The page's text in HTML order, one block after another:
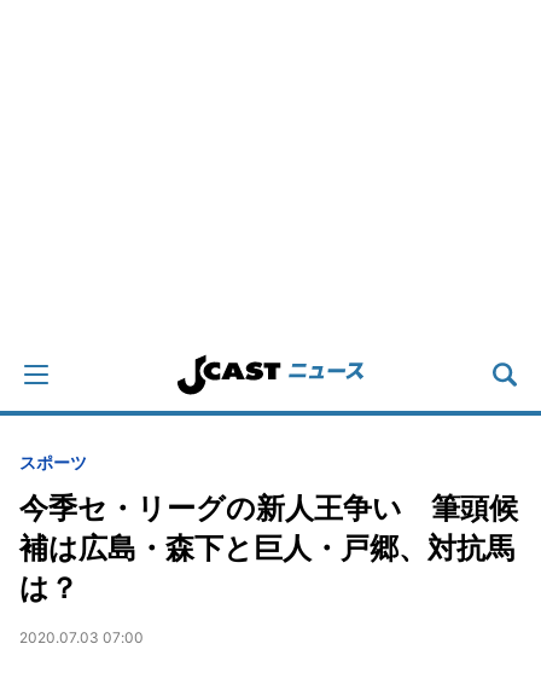
スポーツ
今季セ・リーグの新人王争い 筆頭候
補は広島・森下と巨人・戸郷、対抗馬
は？
2020.07.03 07:00